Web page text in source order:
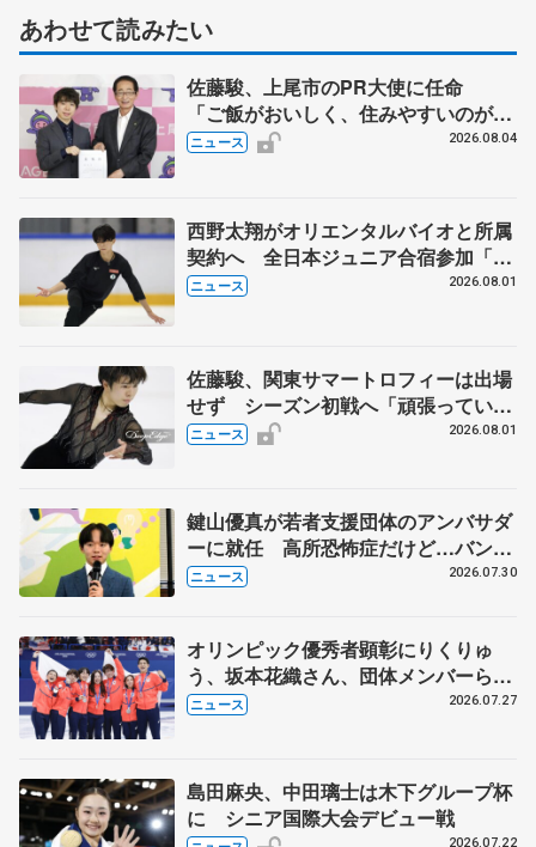
あわせて読みたい
佐藤駿、上尾市のPR大使に任命
「ご飯がおいしく、住みやすいのが魅
力」
ニュース 2026.08.04
西野太翔がオリエンタルバイオと所属
契約へ 全日本ジュニア合宿参加「結
果残していかないと」 講師はジェー
ニュース 2026.08.01
佐藤駿、関東サマートロフィーは出場
せず シーズン初戦へ「頑張っていき
ます」
ニュース 2026.08.01
鍵山優真が若者支援団体のアンバサダ
ーに就任 高所恐怖症だけど…バンジ
ージャンプに挑戦も？
ニュース 2026.07.30
オリンピック優秀者顕彰にりくりゅ
う、坂本花織さん、団体メンバーら
8月7日に文科省が表彰式、ブルーノ・
ニュース 2026.07.27
島田麻央、中田璃士は木下グループ杯
に シニア国際大会デビュー戦
2026.07.22